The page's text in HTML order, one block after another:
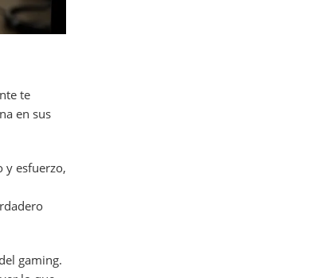
te
en sus
y esfuerzo,
gaming.